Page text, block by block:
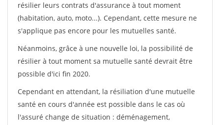
résilier leurs contrats d'assurance à tout moment
(habitation, auto, moto...). Cependant, cette mesure ne
s'applique pas encore pour les mutuelles santé.
Néanmoins, grâce à une nouvelle loi, la possibilité de
résilier à tout moment sa mutuelle santé devrait être
possible d'ici fin 2020.
Cependant en attendant, la résiliation d'une mutuelle
santé en cours d'année est possible dans le cas où
l'assuré change de situation : déménagement,